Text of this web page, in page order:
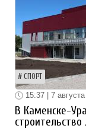
СПОРТ
15:37 | 7 августа
В Каменске-